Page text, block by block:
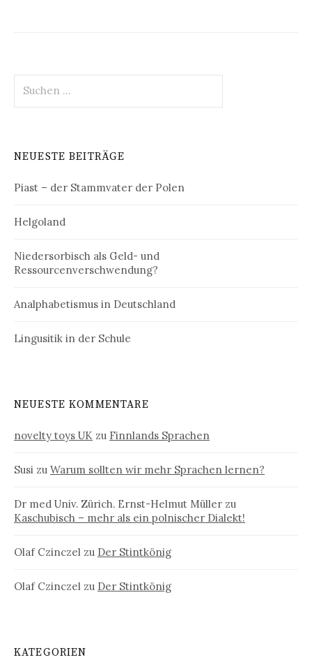
nach:
NEUESTE BEITRÄGE
Piast – der Stammvater der Polen
Helgoland
Niedersorbisch als Geld- und
Ressourcenverschwendung?
Analphabetismus in Deutschland
Lingusitik in der Schule
NEUESTE KOMMENTARE
novelty toys UK zu Finnlands Sprachen
Susi zu Warum sollten wir mehr Sprachen lernen?
Dr med Univ. Zürich. Ernst-Helmut Müller zu
Kaschubisch – mehr als ein polnischer Dialekt!
Olaf Czinczel zu Der Stintkönig
Olaf Czinczel zu Der Stintkönig
KATEGORIEN